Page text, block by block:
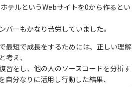
テルというWebサイトを0から作るとい
バーもかなり苦労していました。
最短で成長をするためには、正しい理解
考え、
習をし、他の人のソースコードを分析す
自分なりに活用し行動した結果、